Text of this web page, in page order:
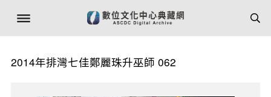
2014年排灣七佳鄭麗珠升巫師 062